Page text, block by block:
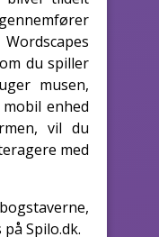
du spiller
musen,
enhed
vil du
med
Spilo.dk.